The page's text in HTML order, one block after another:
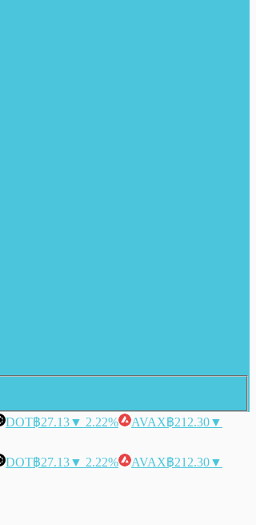
DOT฿27.13▼ 2.22% AVAX฿212.30▼
DOT฿27.13▼ 2.22% AVAX฿212.30▼